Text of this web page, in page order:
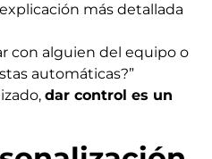
más detallada
con alguien del equipo o
automáticas?”
dar control es un